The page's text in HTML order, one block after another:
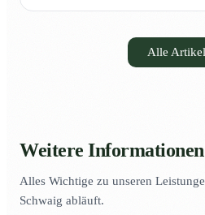
Alle Artikel
Weitere Informationen
Alles Wichtige zu unseren
Schwaig abläuft.